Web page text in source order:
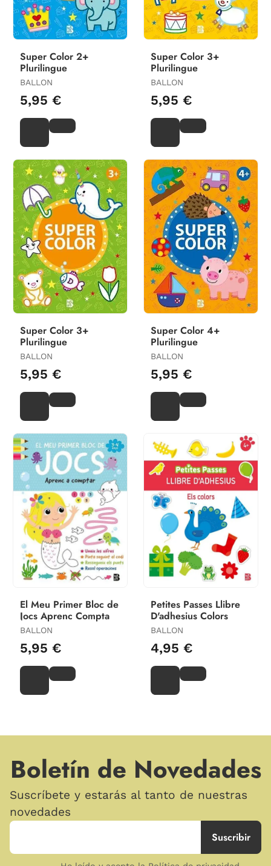
Super Color 2+
Plurilingue
BALLON
5,95 €
Super Color 3+
Plurilingue
BALLON
5,95 €
Super Color 3+
Plurilingue
BALLON
5,95 €
Super Color 4+
Plurilingue
BALLON
5,95 €
El Meu Primer Bloc de
Jocs Aprenc Compta
BALLON
5,95 €
Petites Passes Llibre
D'adhesius Colors
BALLON
4,95 €
Boletín de Novedades
Suscríbete y estarás al tanto de nuestras
novedades